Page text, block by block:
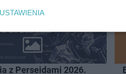
z Perseidami 2026.
USTAWIENIA